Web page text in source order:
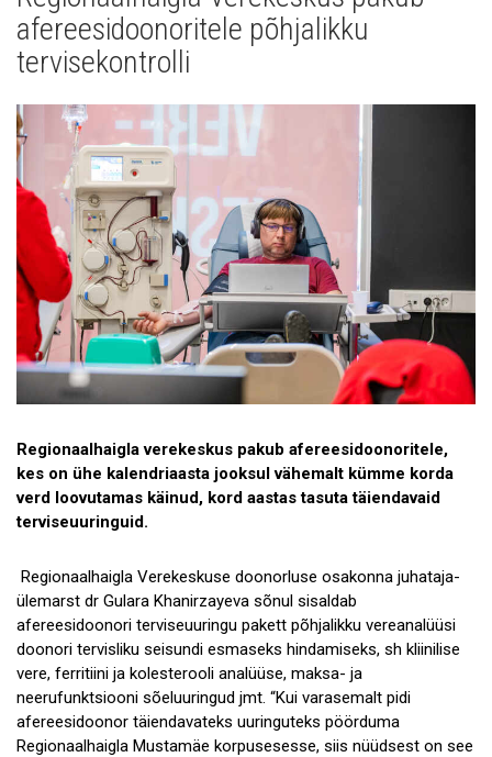
Galerii
Tule tööle!
Tule ekskursioonile!
Andmekaitse
afereesidoonoritele põhjalikku
tervisekontrolli
Regionaalhaigla verekeskus pakub afereesidoonoritele,
kes on ühe kalendriaasta jooksul vähemalt kümme korda
verd loovutamas käinud, kord aastas tasuta täiendavaid
terviseuuringuid.
Regionaalhaigla Verekeskuse doonorluse osakonna juhataja-
ülemarst dr Gulara Khanirzayeva sõnul sisaldab
afereesidoonori terviseuuringu pakett põhjalikku vereanalüüsi
doonori tervisliku seisundi esmaseks hindamiseks, sh kliinilise
vere, ferritiini ja kolesterooli analüüse, maksa- ja
neerufunktsiooni sõeluuringud jmt. “Kui varasemalt pidi
afereesidoonor täiendavateks uuringuteks pöörduma
Regionaalhaigla Mustamäe korpusesesse, siis nüüdsest on see